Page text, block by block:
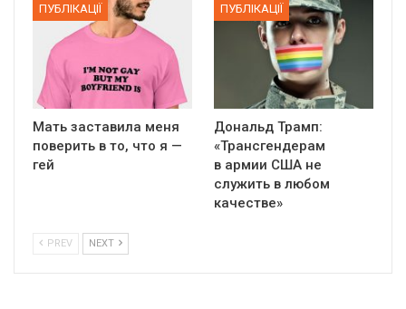
ПУБЛІКАЦІЇ
Мать заставила меня
поверить в то, что я —
гей
ПУБЛІКАЦІЇ
Дональд Трамп:
«Трансгендерам
в армии США не
служить в любом
качестве»
PREV NEXT